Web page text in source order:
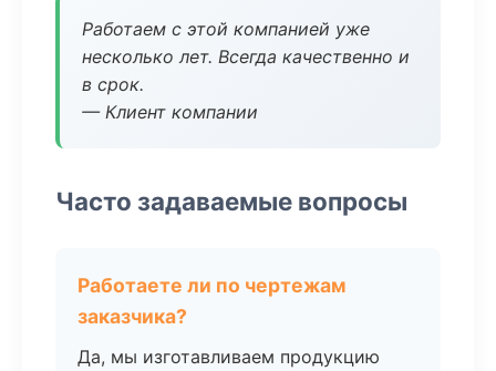
Работаем с этой компанией уже
несколько лет. Всегда качественно и
в срок.
— Клиент компании
Часто задаваемые вопросы
Работаете ли по чертежам
заказчика?
Да, мы изготавливаем продукцию